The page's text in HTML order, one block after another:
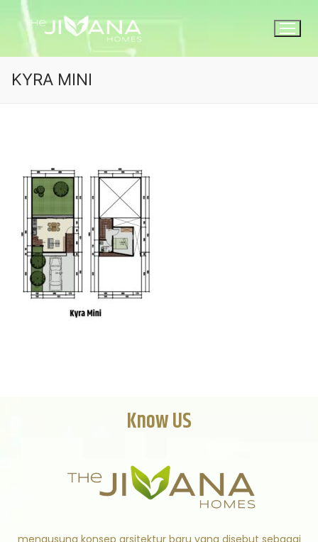
KYRA MINI
Know US
mengusung konsep arsitektur baru yang disebut sebagai